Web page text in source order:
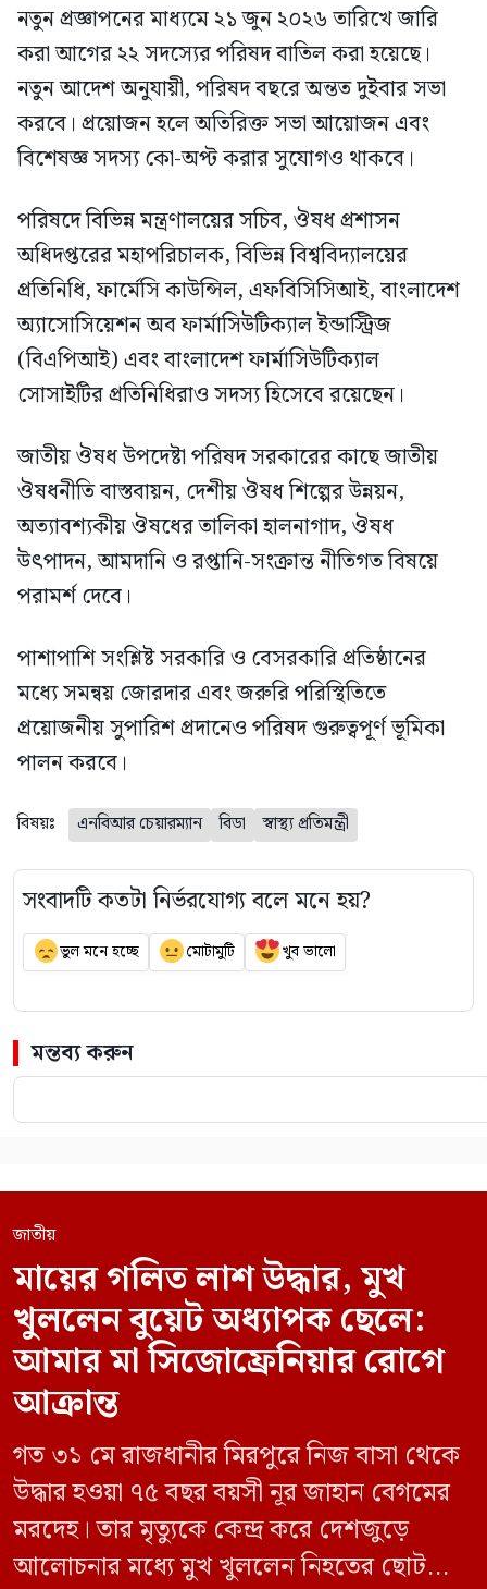
নতুন প্রজ্ঞাপনের মাধ্যমে ২১ জুন ২০২৬ তারিখে জারি
করা আগের ২২ সদস্যের পরিষদ বাতিল করা হয়েছে।
নতুন আদেশ অনুযায়ী, পরিষদ বছরে অন্তত দুইবার সভা
করবে। প্রয়োজন হলে অতিরিক্ত সভা আয়োজন এবং
বিশেষজ্ঞ সদস্য কো-অপ্ট করার সুযোগও থাকবে।
পরিষদে বিভিন্ন মন্ত্রণালয়ের সচিব, ঔষধ প্রশাসন
অধিদপ্তরের মহাপরিচালক, বিভিন্ন বিশ্ববিদ্যালয়ের
প্রতিনিধি, ফার্মেসি কাউন্সিল, এফবিসিসিআই, বাংলাদেশ
অ্যাসোসিয়েশন অব ফার্মাসিউটিক্যাল ইন্ডাস্ট্রিজ
(বিএপিআই) এবং বাংলাদেশ ফার্মাসিউটিক্যাল
সোসাইটির প্রতিনিধিরাও সদস্য হিসেবে রয়েছেন।
জাতীয় ঔষধ উপদেষ্টা পরিষদ সরকারের কাছে জাতীয়
ঔষধনীতি বাস্তবায়ন, দেশীয় ঔষধ শিল্পের উন্নয়ন,
অত্যাবশ্যকীয় ঔষধের তালিকা হালনাগাদ, ঔষধ
উৎপাদন, আমদানি ও রপ্তানি-সংক্রান্ত নীতিগত বিষয়ে
পরামর্শ দেবে।
পাশাপাশি সংশ্লিষ্ট সরকারি ও বেসরকারি প্রতিষ্ঠানের
মধ্যে সমন্বয় জোরদার এবং জরুরি পরিস্থিতিতে
প্রয়োজনীয় সুপারিশ প্রদানেও পরিষদ গুরুত্বপূর্ণ ভূমিকা
পালন করবে।
বিষয়ঃ এনবিআর চেয়ারম্যান বিডা স্বাস্থ্য প্রতিমন্ত্রী
সংবাদটি কতটা নির্ভরযোগ্য বলে মনে হয়?
ভুল মনে হচ্ছে মোটামুটি খুব ভালো
মন্তব্য করুন
জাতীয়
মায়ের গলিত লাশ উদ্ধার, মুখ
খুললেন বুয়েট অধ্যাপক ছেলে:
আমার মা সিজোফ্রেনিয়ার রোগে
আক্রান্ত
গত ৩১ মে রাজধানীর মিরপুরে নিজ বাসা থেকে
উদ্ধার হওয়া ৭৫ বছর বয়সী নূর জাহান বেগমের
মরদেহ। তার মৃত্যুকে কেন্দ্র করে দেশজুড়ে
আলোচনার মধ্যে মুখ খুললেন নিহতের ছোট